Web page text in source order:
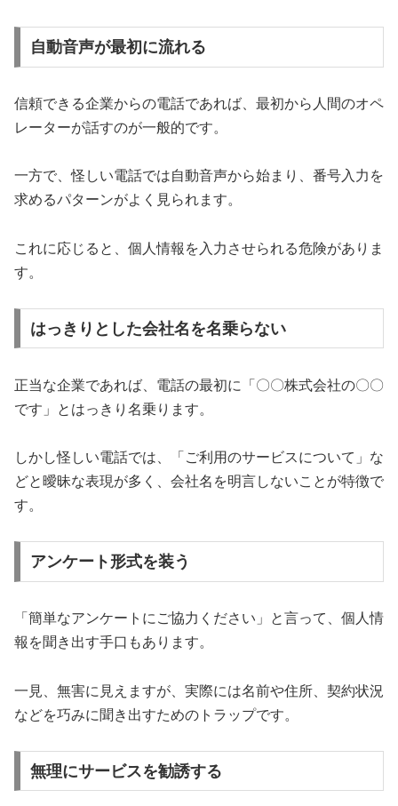
自動音声が最初に流れる
信頼できる企業からの電話であれば、最初から人間のオペ
レーターが話すのが一般的です。
一方で、怪しい電話では自動音声から始まり、番号入力を
求めるパターンがよく見られます。
これに応じると、個人情報を入力させられる危険がありま
す。
はっきりとした会社名を名乗らない
正当な企業であれば、電話の最初に「〇〇株式会社の〇〇
です」とはっきり名乗ります。
しかし怪しい電話では、「ご利用のサービスについて」な
どと曖昧な表現が多く、会社名を明言しないことが特徴で
す。
アンケート形式を装う
「簡単なアンケートにご協力ください」と言って、個人情
報を聞き出す手口もあります。
一見、無害に見えますが、実際には名前や住所、契約状況
などを巧みに聞き出すためのトラップです。
無理にサービスを勧誘する